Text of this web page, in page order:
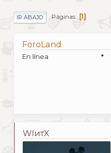
IR ABAJO Páginas 1
ForoLand
En línea
WIитX